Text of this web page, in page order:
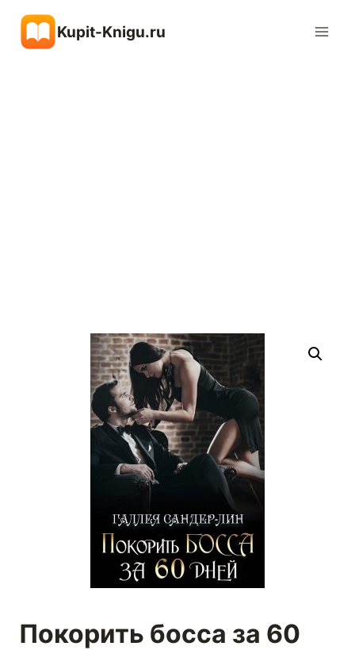
содержимому
Kupit-Knigu.ru
Покорить босса за 60